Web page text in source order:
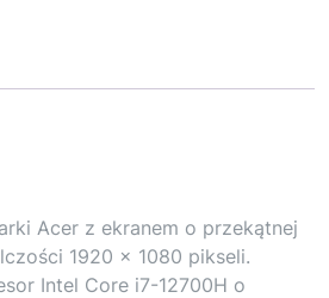
Acer z ekranem o przekątnej
1920 x 1080 pikseli.
Intel Core i7-12700H o